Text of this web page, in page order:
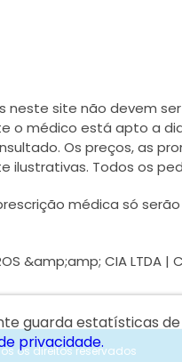
neste site não devem
o médico está apto a
Os preços, as
ilustrativas. Todos os
médica só
&amp;amp; CIA LTDA |
guarda estatísticas
privacidade.
os direitos reservados